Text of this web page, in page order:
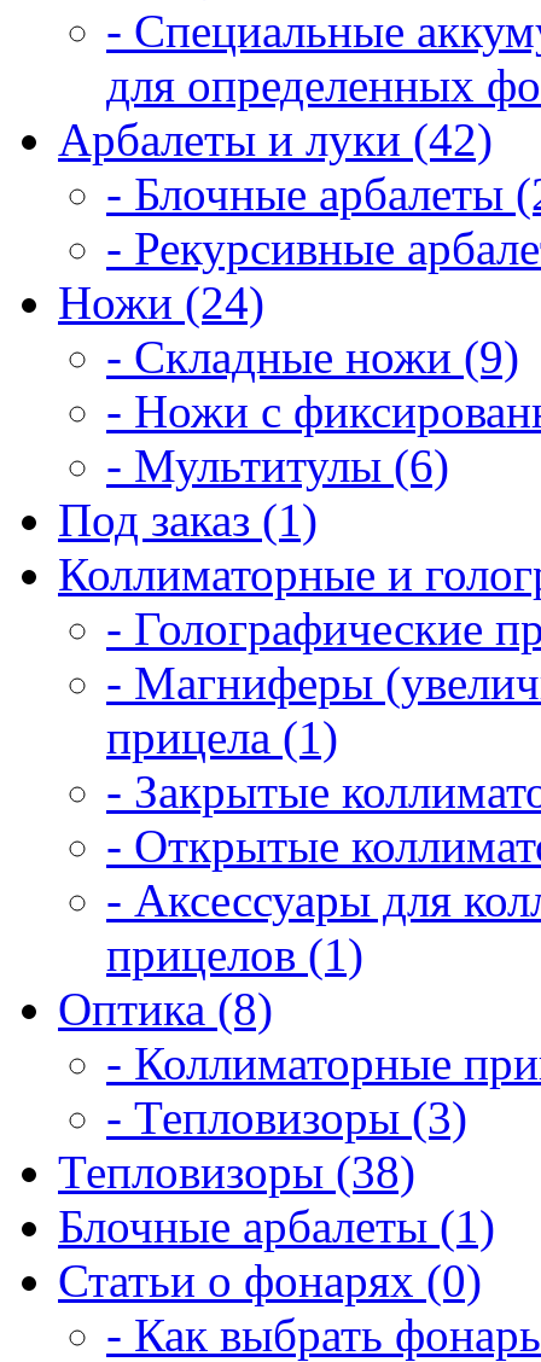
- Специальные
для определенных
Арбалеты и луки (42)
- Блочные арбалеты
- Рекурсивные
Ножи (24)
- Складные ножи (9)
- Ножи с
- Мультитулы (6)
Под заказ (1)
Коллиматорные и
- Голографические
- Магниферы
прицела (1)
- Закрытые
- Открытые
- Аксессуары для
прицелов (1)
Оптика (8)
- Коллиматорные
- Тепловизоры (3)
Тепловизоры (38)
Блочные арбалеты (1)
Статьи о фонарях (0)
- Как выбрать